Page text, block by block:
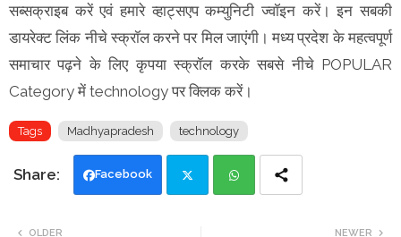
सब्सक्राइब करें एवं हमारे व्हाट्सएप कम्युनिटी ज्वॉइन करें। इन सबकी
डायरेक्ट लिंक नीचे स्क्रॉल करने पर मिल जाएंगी। मध्य प्रदेश के महत्वपूर्ण
समाचार पढ़ने के लिए कृपया स्क्रॉल करके सबसे नीचे POPULAR
Category में technology पर क्लिक करें।
Tags Madhyapradesh technology
Facebook
NEWER
OLDER